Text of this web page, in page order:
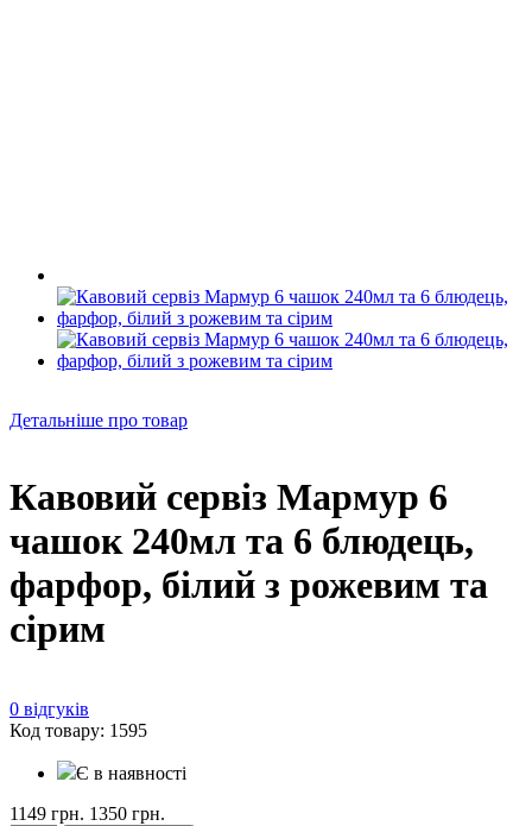
Детальніше про товар
Кавовий сервіз Мармур 6
чашок 240мл та 6 блюдець,
фарфор, білий з рожевим та
сірим
0 відгуків
Код товару: 1595
Є в наявності
1149 грн. 1350 грн.